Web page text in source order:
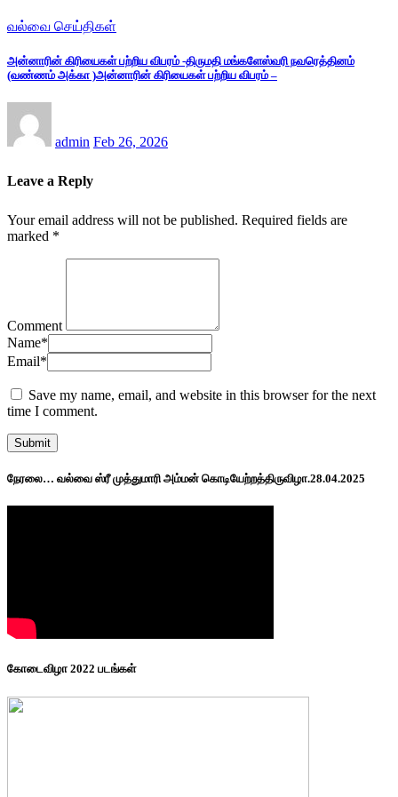
வல்வை செய்திகள்
அன்னாரின் கிரியைகள் பற்றிய விபரம் -திருமதி மங்களேஸ்வரி நவரெத்தினம்
(வண்ணம் அக்கா )அன்னாரின் கிரியைகள் பற்றிய விபரம் –
admin Feb 26, 2026
Leave a Reply
Your email address will not be published. Required fields are
marked *
Comment
Name*
Email*
Save my name, email, and website in this browser for the next
time I comment.
நேரலை… வல்வை ஸ்ரீ முத்துமாரி அம்மன் கொடியேற்றத்திருவிழா.28.04.2025
கோடைவிழா 2022 படங்கள்